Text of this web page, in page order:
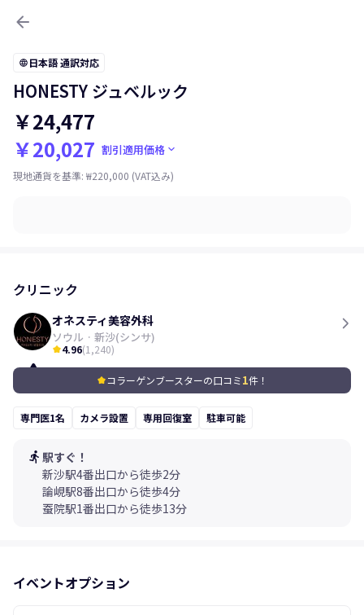
arrow_back
language 日本語 通訳対応
HONESTY ジュベルック
￥24,477
￥20,027 割引適用価格 keyboard_arrow_down
現地通貨を基準: ₩220,000 (VAT込み)
クリニック
オネスティ美容外科
ソウル · 新沙(シンサ)
kid_star4.96(1,240)
kid_starコラーゲンブースターの口コミ1件！
専門医1名 カメラ設置 専用回復室 駐車可能
directions_run 駅すぐ！
新沙駅4番出口から徒歩2分
論峴駅8番出口から徒歩4分
蚕院駅1番出口から徒歩13分
イベントオプション